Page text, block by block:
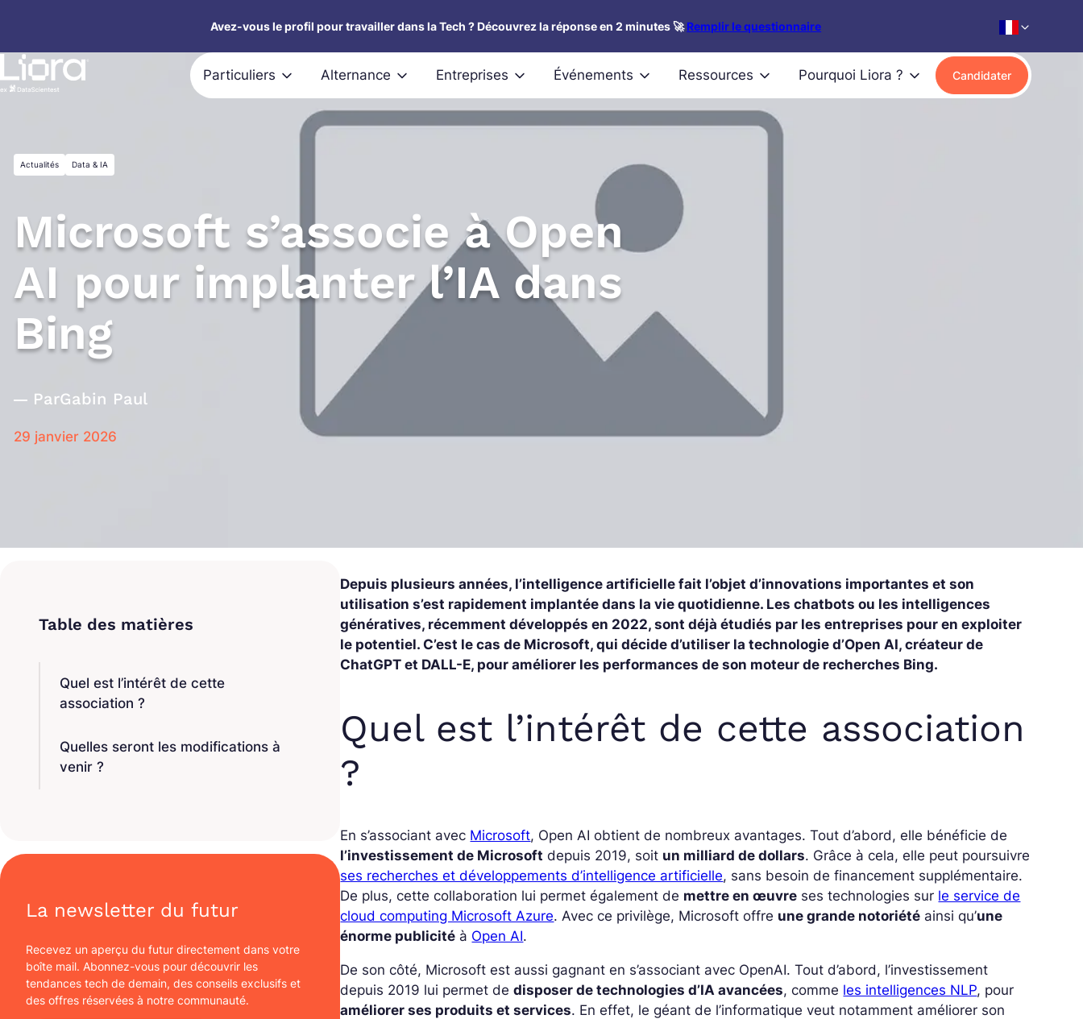
contenu
Avez-vous le profil pour travailler dans la Tech ? Découvrez la réponse en 2 minutes 🚀Remplir le questionnaire
Particuliers Alternance Entreprises Événements Ressources Pourquoi Liora ? Candidater
Actualités Data & IA
Microsoft s’associe à Open
AI pour implanter l’IA dans
Bing
ParGabin Paul
29 janvier 2026
Quel est l’intérêt de cette
association ?
Quelles seront les modifications à
venir ?
La newsletter du futur
Recevez un aperçu du futur directement dans votre
boîte mail. Abonnez-vous pour découvrir les
tendances tech de demain, des conseils exclusifs et
des offres réservées à notre communauté.
Depuis plusieurs années, l’intelligence artificielle fait l’objet d’innovations importantes et son
utilisation s’est rapidement implantée dans la vie quotidienne. Les chatbots ou les intelligences
génératives, récemment développés en 2022, sont déjà étudiés par les entreprises pour en exploiter
le potentiel. C’est le cas de Microsoft, qui décide d’utiliser la technologie d’Open AI, créateur de
ChatGPT et DALL-E, pour améliorer les performances de son moteur de recherches Bing.
Quel est l’intérêt de cette association
?
En s’associant avec Microsoft, Open AI obtient de nombreux avantages. Tout d’abord, elle bénéficie de
l’investissement de Microsoft depuis 2019, soit un milliard de dollars. Grâce à cela, elle peut poursuivre
ses recherches et développements d’intelligence artificielle, sans besoin de financement supplémentaire.
De plus, cette collaboration lui permet également de mettre en œuvre ses technologies sur le service de
cloud computing Microsoft Azure. Avec ce privilège, Microsoft offre une grande notoriété ainsi qu’une
énorme publicité à Open AI.
De son côté, Microsoft est aussi gagnant en s’associant avec OpenAI. Tout d’abord, l’investissement
depuis 2019 lui permet dedisposer de technologies d’IA avancées, comme les intelligences NLP, pour
améliorer ses produits et services. En effet, le géant de l’informatique veut notamment améliorer son